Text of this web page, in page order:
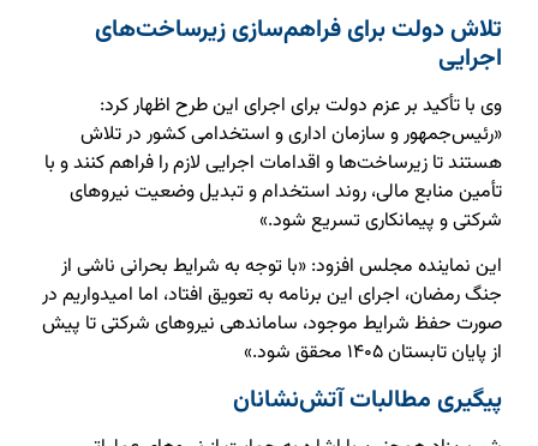
تلاش دولت برای فراهم‌سازی زیرساخت‌های
اجرایی
وی با تأکید بر عزم دولت برای اجرای این طرح اظهار کرد:
«رئیس‌جمهور و سازمان اداری و استخدامی کشور در تلاش
هستند تا زیرساخت‌ها و اقدامات اجرایی لازم را فراهم کنند و با
تأمین منابع مالی، روند استخدام و تبدیل وضعیت نیروهای
شرکتی و پیمانکاری تسریع شود.»
این نماینده مجلس افزود: «با توجه به شرایط بحرانی ناشی از
جنگ رمضان، اجرای این برنامه به تعویق افتاد، اما امیدواریم در
صورت حفظ شرایط موجود، ساماندهی نیروهای شرکتی تا پیش
از پایان تابستان ۱۴۰۵ محقق شود.»
پیگیری مطالبات آتش‌نشانان